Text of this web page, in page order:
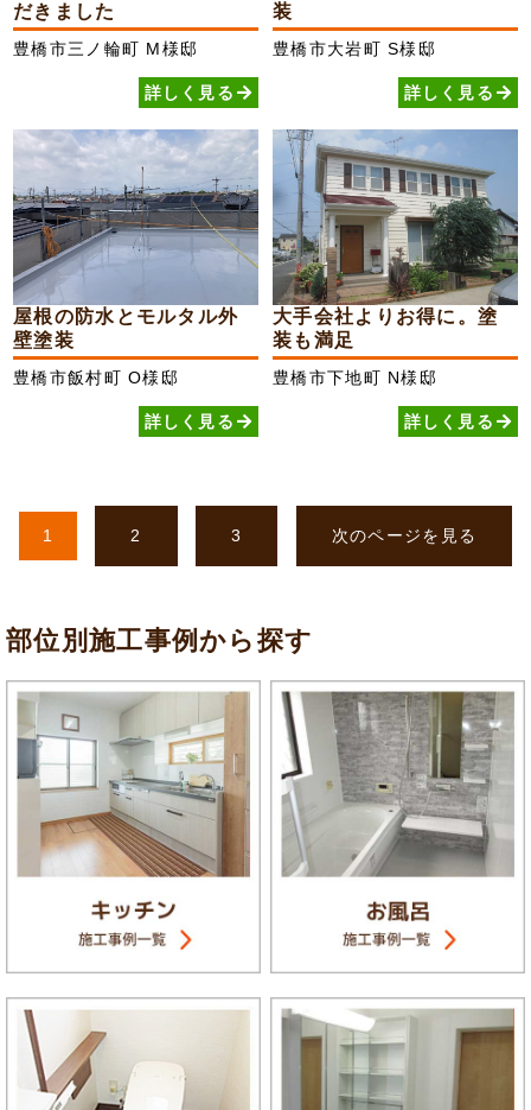
だきました
豊橋市三ノ輪町 M様邸
詳しく見る
装
豊橋市大岩町 S様邸
詳しく見る
屋根の防水とモルタル外
壁塗装
豊橋市飯村町 O様邸
詳しく見る
大手会社よりお得に。塗
装も満足
豊橋市下地町 N様邸
詳しく見る
1 2 3 次のページを見る
部位別施工事例から探す